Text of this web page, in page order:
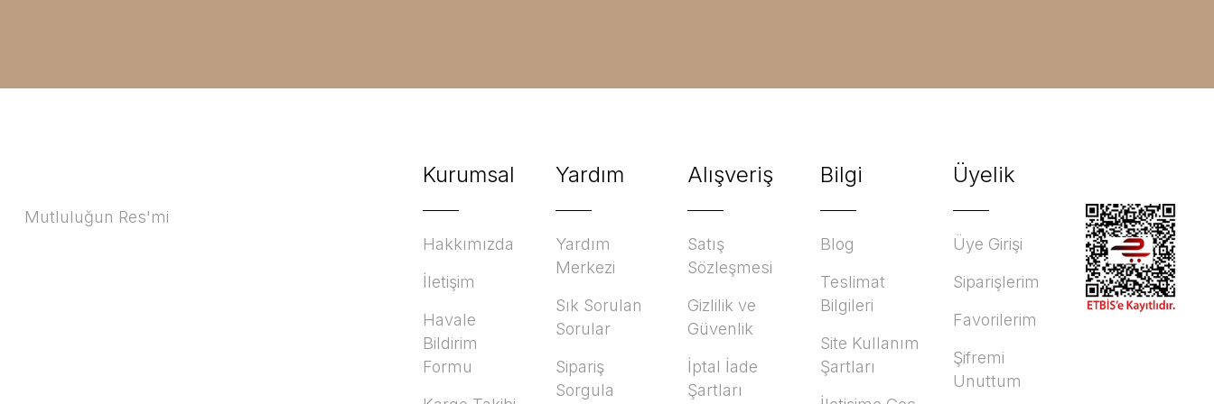
Mutluluğun Res'mi
Kurumsal
Hakkımızda
İletişim
Havale
Bildirim
Formu
Yardım
Yardım
Merkezi
Sık Sorulan
Sorular
Sipariş
Sorgula
Alışveriş
Satış
Sözleşmesi
Gizlilik ve
Güvenlik
İptal İade
Şartları
Bilgi
Blog
Teslimat
Bilgileri
Site Kullanım
Şartları
Üyelik
Üye Girişi
Siparişlerim
Favorilerim
Şifremi
Unuttum